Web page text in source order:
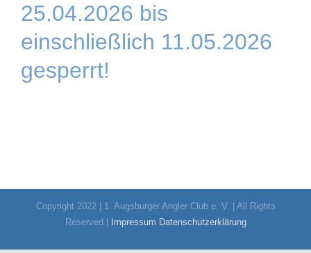
25.04.2026 bis
einschließlich 11.05.2026
gesperrt!
Copyright 2022 | 1. Augsburger Angler Club e. V. | All Rights
Reserved |
Impressum Datenschutzerklärung